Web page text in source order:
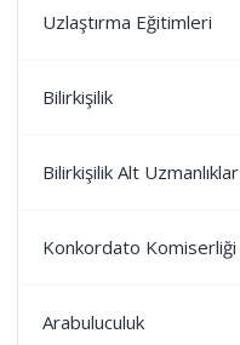
Uzlaştırma Eğitimleri
Bilirkişilik
Bilirkişilik Alt Uzmanlıklar
Konkordato Komiserliği
Arabuluculuk